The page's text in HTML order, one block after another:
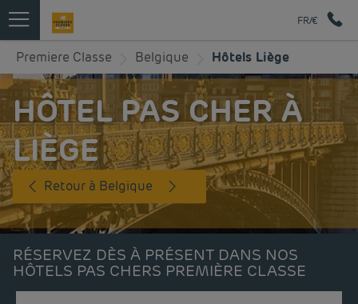
FR/€
Premiere Classe Belgique Hôtels Liège
HÔTEL PAS CHER À
LIÈGE
Retour à Belgique
RÉSERVEZ DÈS À PRÉSENT DANS NOS
HÔTELS PAS CHERS PREMIÈRE CLASSE